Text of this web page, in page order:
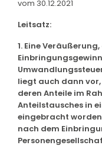
vom 30.12.2021
Leitsatz:
1. Eine
liegt auch dann
deren Anteile im
Anteilstausches in
eingebracht
nach dem